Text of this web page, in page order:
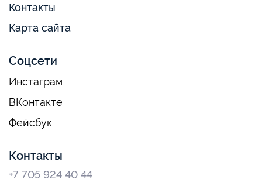
Контакты
Карта сайта
Соцсети
Инстаграм
ВКонтакте
Фейсбук
Контакты
+7 705 924 40 44